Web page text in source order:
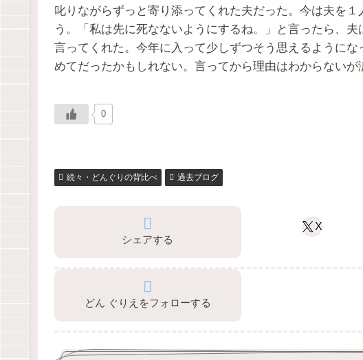
叱りながらずっと寄り添ってくれた夫だった。今は夫を
う。「私は先に死なないようにするね。」と言ったら、
言ってくれた。今年に入って少しずつそう思えるように
めてだったかもしれない。言ってから理由はわからないが
0
続々・どんぐりの背比べ 過去ブログ
シェアする
X
どん ぐりえをフォローする